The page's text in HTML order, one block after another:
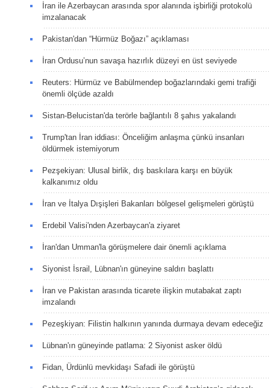
İran ile Azerbaycan arasında spor alanında işbirliği protokolü
imzalanacak
Pakistan'dan “Hürmüz Boğazı” açıklaması
İran Ordusu’nun savaşa hazırlık düzeyi en üst seviyede
Reuters: Hürmüz ve Babülmendep boğazlarındaki gemi trafiği
önemli ölçüde azaldı
Sistan-Belucistan'da terörle bağlantılı 8 şahıs yakalandı
Trump'tan İran iddiası: Önceliğim anlaşma çünkü insanları
öldürmek istemiyorum
Pezşekiyan: Ulusal birlik, dış baskılara karşı en büyük
kalkanımız oldu
İran ve İtalya Dışişleri Bakanları bölgesel gelişmeleri görüştü
Erdebil Valisi'nden Azerbaycan'a ziyaret
İran'dan Umman'la görüşmelere dair önemli açıklama
Siyonist İsrail, Lübnan'ın güneyine saldırı başlattı
İran ve Pakistan arasında ticarete ilişkin mutabakat zaptı
imzalandı
Pezeşkiyan: Filistin halkının yanında durmaya devam edeceğiz
Lübnan'ın güneyinde patlama: 2 Siyonist asker öldü
Fidan, Ürdünlü mevkidaşı Safadi ile görüştü